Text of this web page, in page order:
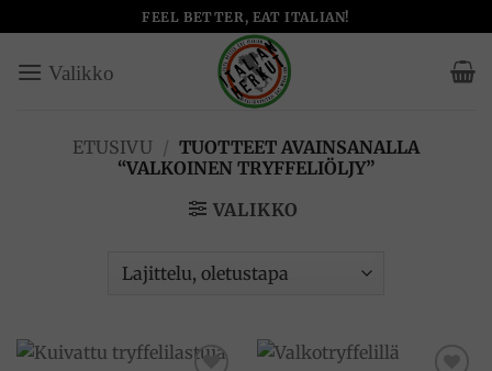
to
content
FEEL BETTER, EAT ITALIAN!
ETUSIVU / TUOTTEET AVAINSANALLA
“VALKOINEN TRYFFELIÖLJY”
VALIKKO